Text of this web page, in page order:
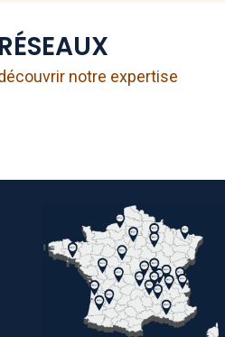
notre expertise